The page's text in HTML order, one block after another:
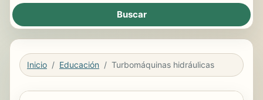
Inicio Educación Turbomáquinas hidráulicas